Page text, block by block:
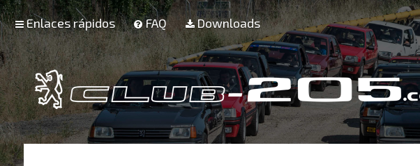
Enlaces rápidos FAQ Downloads